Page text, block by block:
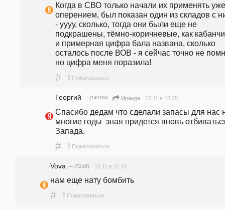
Когда в СВО только начали их применять
оперением, был показан один из складов с
- уууу, сколько, тогда они были еще не
подкрашены, тёмно-коричневые, как
и примерная цифра бала названа, сколько
осталось после ВОВ - я сейчас точно не
но цифра меня поразила!
# ! Пожаловаться
Георгий — (14183) Ираида 15.11 в 15:25
Спасибо дедам что сделали запасы для нас
многие годы  зная придется вновь
Запада.
# ! Пожаловаться
Vova — (7246) 15.11 в 11:24
нам еще нату бомбить
# ! Пожаловаться